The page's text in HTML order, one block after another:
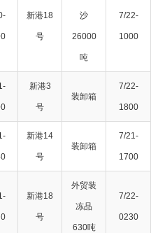
新港18
号
沙
26000
吨
7/22-
1000
新港3
号
装卸箱
7/22-
1800
新港14
号
装卸箱
7/21-
1700
新港18
号
外贸装
冻品
630吨
7/22-
0230